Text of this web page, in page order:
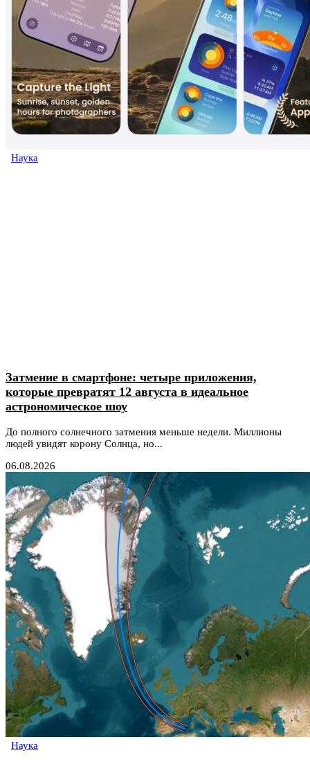
Наука
Затмение в смартфоне: четыре приложения,
которые превратят 12 августа в идеальное
астрономическое шоу
До полного солнечного затмения меньше недели. Миллионы
людей увидят корону Солнца, но...
06.08.2026
Наука